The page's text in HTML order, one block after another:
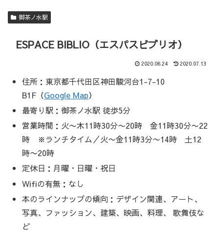
御茶ノ水駅
ESPACE BIBLIO（エスパスビブリオ）
2020.06.24 2020.07.13
住所：東京都千代田区神田駿河台1-7-10
B1F（Google Map）
最寄り駅：御茶ノ水駅 徒歩5分
営業時間：火〜木11時30分〜20時 金11時30分〜22
時 ※ランチタイム／火〜金11時3分〜14時 土12
時〜20時
定休日：月曜・日曜・祝日
Wifiの有無：なし
本のラインナップの傾向：デザイン関連、アート、
写真、ファッション、建築、映画、料理、 歌舞伎な
ど